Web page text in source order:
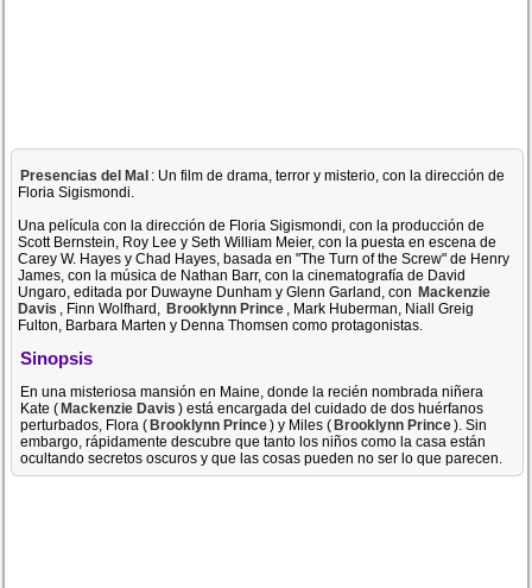
Presencias del Mal : Un film de drama, terror y misterio, con la dirección de
Floria Sigismondi.
Una película con la dirección de Floria Sigismondi, con la producción de
Scott Bernstein, Roy Lee y Seth William Meier, con la puesta en escena de
Carey W. Hayes y Chad Hayes, basada en "The Turn of the Screw" de Henry
James, con la música de Nathan Barr, con la cinematografía de David
Ungaro, editada por Duwayne Dunham y Glenn Garland, con Mackenzie
Davis , Finn Wolfhard, Brooklynn Prince , Mark Huberman, Niall Greig
Fulton, Barbara Marten y Denna Thomsen como protagonistas.
Sinopsis
En una misteriosa mansión en Maine, donde la recién nombrada niñera
Kate (Mackenzie Davis ) está encargada del cuidado de dos huérfanos
perturbados, Flora (Brooklynn Prince) y Miles (Brooklynn Prince). Sin
embargo, rápidamente descubre que tanto los niños como la casa están
ocultando secretos oscuros y que las cosas pueden no ser lo que parecen.